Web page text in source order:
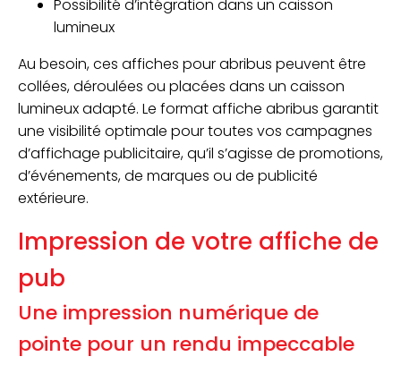
Possibilité d’intégration dans un caisson
lumineux
Au besoin, ces affiches pour abribus peuvent être
collées, déroulées ou placées dans un caisson
lumineux adapté. Le format affiche abribus garantit
une visibilité optimale pour toutes vos campagnes
d’affichage publicitaire, qu’il s’agisse de promotions,
d’événements, de marques ou de publicité
extérieure.
Impression de votre affiche de
pub
Une impression numérique de
pointe pour un rendu impeccable